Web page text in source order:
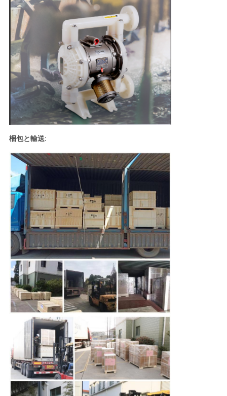
ス
す
べ
て
の
場
合
見
積
依
頼
地
図
PRIVACY
POLICY
梱包と輸送: